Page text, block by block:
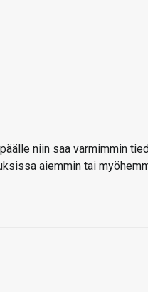
niin saa varmimmin
aiemmin tai